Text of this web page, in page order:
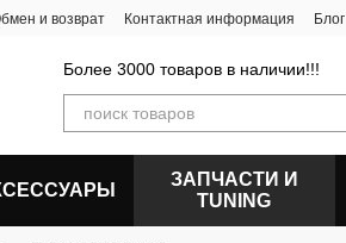
и возврат Контактная информация Блог
Более 3000 товаров в наличии!!!
ЗАПЧАСТИ И
ТUNING